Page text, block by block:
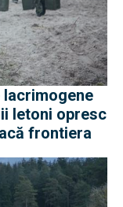
letoni opresc
frontiera